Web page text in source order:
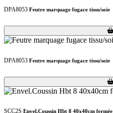
DPA8053 Feutre marquage fugace tissu/soie
Loading...
Loading...
DPA8053 Feutre marquage fugace tissu/soie
Loading...
Loading...
SCC2S Envel.Coussin Hbt 8 40x40cm fermée